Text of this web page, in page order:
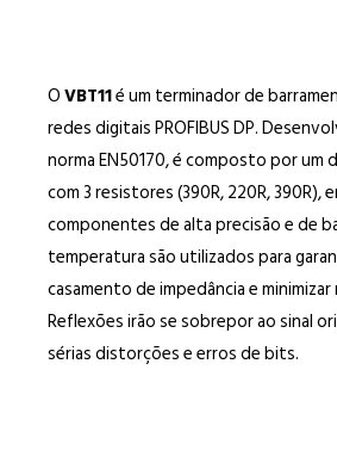
OVBT11é um terminador de
redes digitais PROFIBUS DP.
norma EN50170, é composto por um
com 3 resistores (390R, 220R, 390R),
componentes de alta precisão e de
temperatura são utilizados para
casamento de impedância e
Reflexões irão se sobrepor ao sinal
sérias distorções e erros de bits.